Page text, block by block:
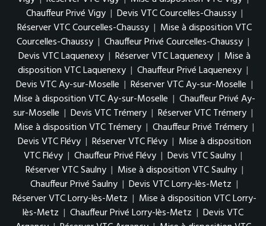
Chauffeur Privé Vigy | Devis VTC Courcelles-Chaussy |
Réserver VTC Courcelles-Chaussy | Mise à disposition VTC
Courcelles-Chaussy | Chauffeur Privé Courcelles-Chaussy |
Devis VTC Laquenexy | Réserver VTC Laquenexy | Mise à
disposition VTC Laquenexy | Chauffeur Privé Laquenexy |
Devis VTC Ay-sur-Moselle | Réserver VTC Ay-sur-Moselle |
Mise à disposition VTC Ay-sur-Moselle | Chauffeur Privé Ay-
sur-Moselle | Devis VTC Trémery | Réserver VTC Trémery |
Mise à disposition VTC Trémery | Chauffeur Privé Trémery |
Devis VTC Flévy | Réserver VTC Flévy | Mise à disposition
VTC Flévy | Chauffeur Privé Flévy | Devis VTC Saulny |
Réserver VTC Saulny | Mise à disposition VTC Saulny |
Chauffeur Privé Saulny | Devis VTC Lorry-lès-Metz |
Réserver VTC Lorry-lès-Metz | Mise à disposition VTC Lorry-
lès-Metz | Chauffeur Privé Lorry-lès-Metz | Devis VTC